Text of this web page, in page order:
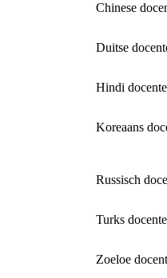
Chinese
Duitse
Hindi
Koreaans
Russisch
Turks
Zoeloe